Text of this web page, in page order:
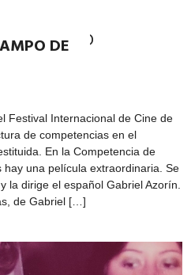
DE
Festival Internacional de Cine de
de competencias en el
En la Competencia de
una película extraordinaria. Se
la dirige el español Gabriel Azorín.
de Gabriel […]